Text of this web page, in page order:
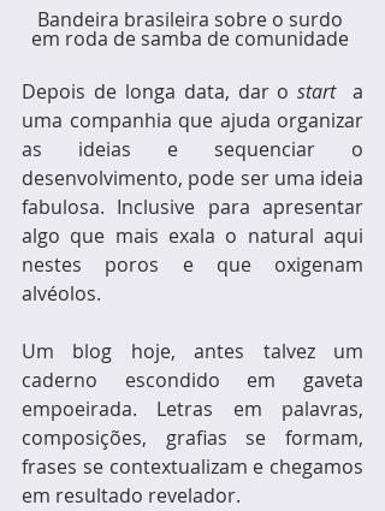
Bandeira brasileira sobre o surdo
em roda de samba de comunidade
Depois de longa data, dar o start a
uma companhia que ajuda organizar
as ideias e sequenciar o
desenvolvimento, pode ser uma ideia
fabulosa. Inclusive para apresentar
algo que mais exala o natural aqui
nestes poros e que oxigenam
alvéolos.
Um blog hoje, antes talvez um
caderno escondido em gaveta
empoeirada. Letras em palavras,
composições, grafias se formam,
frases se contextualizam e chegamos
em resultado revelador.